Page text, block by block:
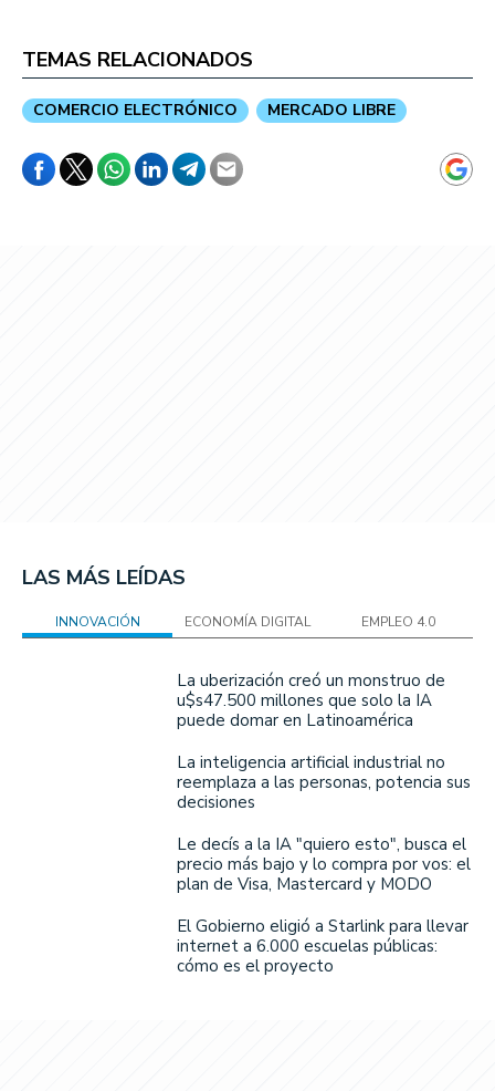
TEMAS RELACIONADOS
COMERCIO ELECTRÓNICO MERCADO LIBRE
LAS MÁS LEÍDAS
INNOVACIÓN ECONOMÍA DIGITAL EMPLEO 4.0
La uberización creó un monstruo de
u$s47.500 millones que solo la IA
puede domar en Latinoamérica
La inteligencia artificial industrial no
reemplaza a las personas, potencia sus
decisiones
Le decís a la IA "quiero esto", busca el
precio más bajo y lo compra por vos: el
plan de Visa, Mastercard y MODO
El Gobierno eligió a Starlink para llevar
internet a 6.000 escuelas públicas:
cómo es el proyecto